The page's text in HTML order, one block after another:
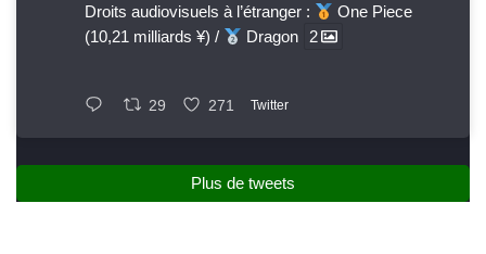
Droits audiovisuels à l’étranger :
One Piece
(10,21 milliards ¥) /
Dragon 2
29 271 Twitter
Plus de tweets